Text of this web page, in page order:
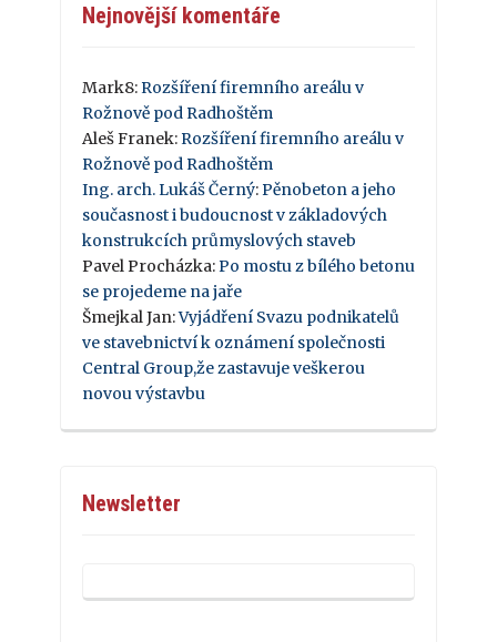
Nejnovější komentáře
Mark8: Rozšíření firemního areálu v
Rožnově pod Radhoštěm
Aleš Franek: Rozšíření firemního areálu v
Rožnově pod Radhoštěm
Ing. arch. Lukáš Černý: Pěnobeton a jeho
současnost i budoucnost v základových
konstrukcích průmyslových staveb
Pavel Procházka: Po mostu z bílého betonu
se projedeme na jaře
Šmejkal Jan:Vyjádření Svazu podnikatelů
ve stavebnictví k oznámení společnosti
Central Group,že zastavuje veškerou
novou výstavbu
Newsletter